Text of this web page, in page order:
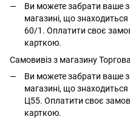
Ви можете забрати ваше
магазині, що
60/1. Оплатити своє
карткою.
Самовивіз з магазину
Ви можете забрати ваше
магазині, що
Ц55. Оплатити своє
карткою.